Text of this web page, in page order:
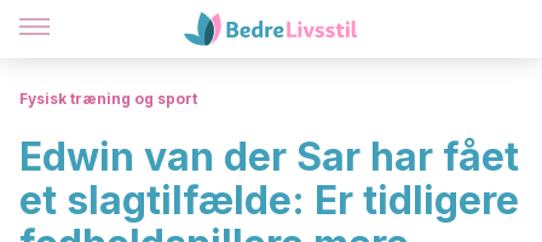
Fysisk træning og sport
Edwin van der Sar har fået
et slagtilfælde: Er tidligere